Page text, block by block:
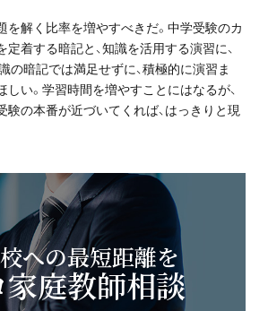
を解く比率を増やすべきだ。中学受験のカ
定着する暗記と、知識を活用する演習に、
の暗記では満足せずに、積極的に演習ま
しい。学習時間を増やすことにはなるが、
験の本番が近づいてくれば、はっきりと現
への最短距離を
家庭教師相談